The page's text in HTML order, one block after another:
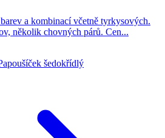
a kombinací včetně tyrkysových.
několik chovných párů. Cen...
šedokřídlý